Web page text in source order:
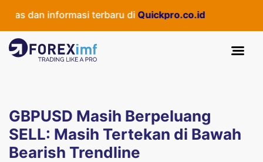
dan informasi terbaru diQuickpro.co.id
GBPUSD Masih Berpeluang
SELL: Masih Tertekan di Bawah
Bearish Trendline